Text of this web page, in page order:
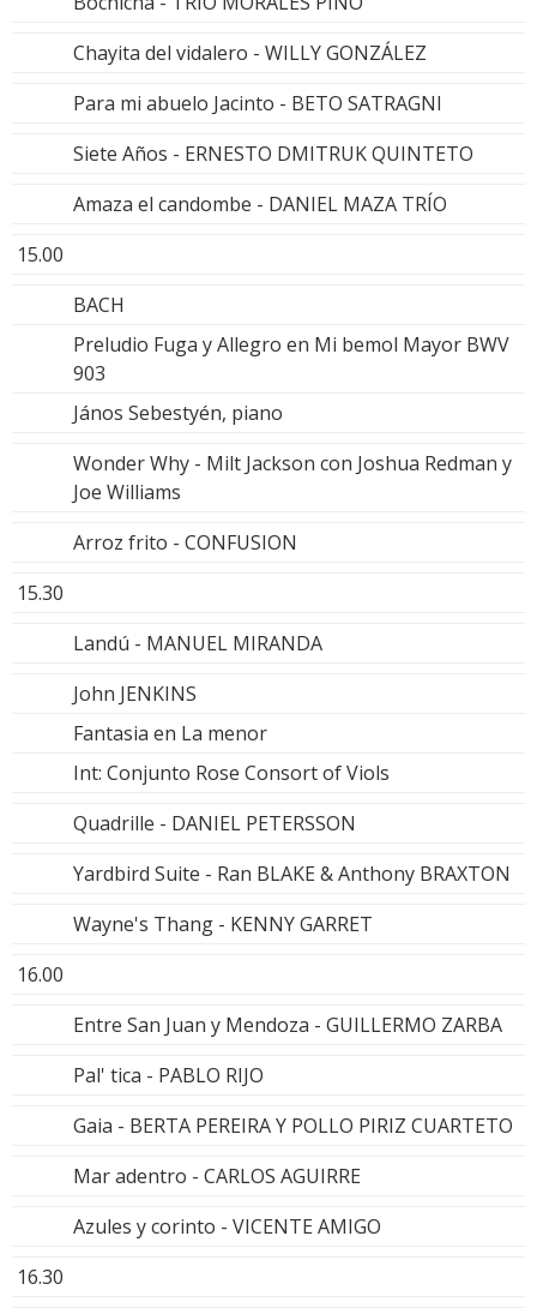
Chayita del vidalero - WILLY GONZÁLEZ
Para mi abuelo Jacinto - BETO SATRAGNI
Siete Años - ERNESTO DMITRUK QUINTETO
Amaza el candombe - DANIEL MAZA TRÍO
15.00
BACH
Preludio Fuga y Allegro en Mi bemol Mayor BWV
903
János Sebestyén, piano
Wonder Why - Milt Jackson con Joshua Redman y
Joe Williams
Arroz frito - CONFUSION
15.30
Landú - MANUEL MIRANDA
John JENKINS
Fantasia en La menor
Int: Conjunto Rose Consort of Viols
Quadrille - DANIEL PETERSSON
Yardbird Suite - Ran BLAKE & Anthony BRAXTON
Wayne's Thang - KENNY GARRET
16.00
Entre San Juan y Mendoza - GUILLERMO ZARBA
Pal' tica - PABLO RIJO
Gaia - BERTA PEREIRA Y POLLO PIRIZ CUARTETO
Mar adentro - CARLOS AGUIRRE
Azules y corinto - VICENTE AMIGO
16.30